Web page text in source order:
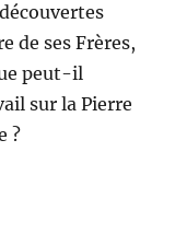
de ses Frères,
peut-il
sur la Pierre
?